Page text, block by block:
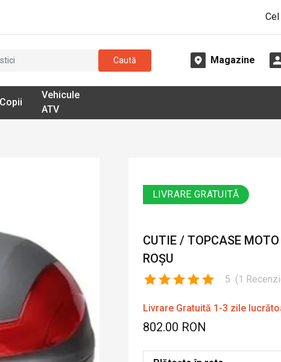
Caută Magazine
Copii
Vehicule
ATV
LIVRARE GRATUITĂ
CUTIE / TOPCASE
ROȘU
5 (1
Livrare Gratuită 1-3 zile
802.00 RON